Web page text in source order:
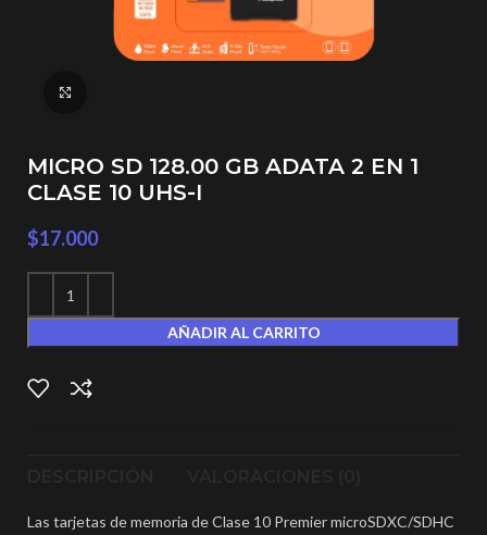
MICRO SD 128.00 GB ADATA 2 EN 1
CLASE 10 UHS-I
$17.000
AÑADIR AL CARRITO
Las tarjetas de memoria de Clase 10 Premier microSDXC/SDHC